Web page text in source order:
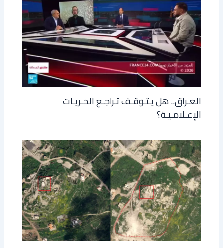
العـراق.. هل يـتـوقـف تـراجـع الحـريـات
الإعـلامـيـة؟